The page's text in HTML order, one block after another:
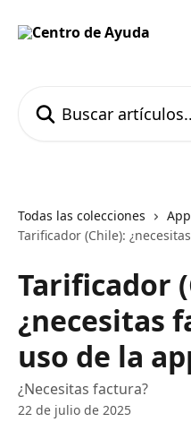
Todas las colecciones
Tarificador (Chile):
Tarificador
¿necesitas
uso de la
¿Necesitas factura?
22 de julio de 2025